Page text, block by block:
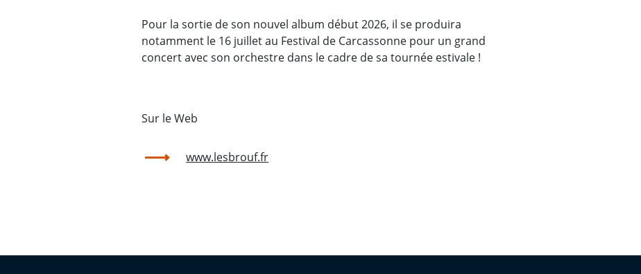
Pour la sortie de son nouvel album début 2026, il se produira
notamment le 16 juillet au Festival de Carcassonne pour un grand
concert avec son orchestre dans le cadre de sa tournée estivale !
Sur le Web
www.lesbrouf.fr